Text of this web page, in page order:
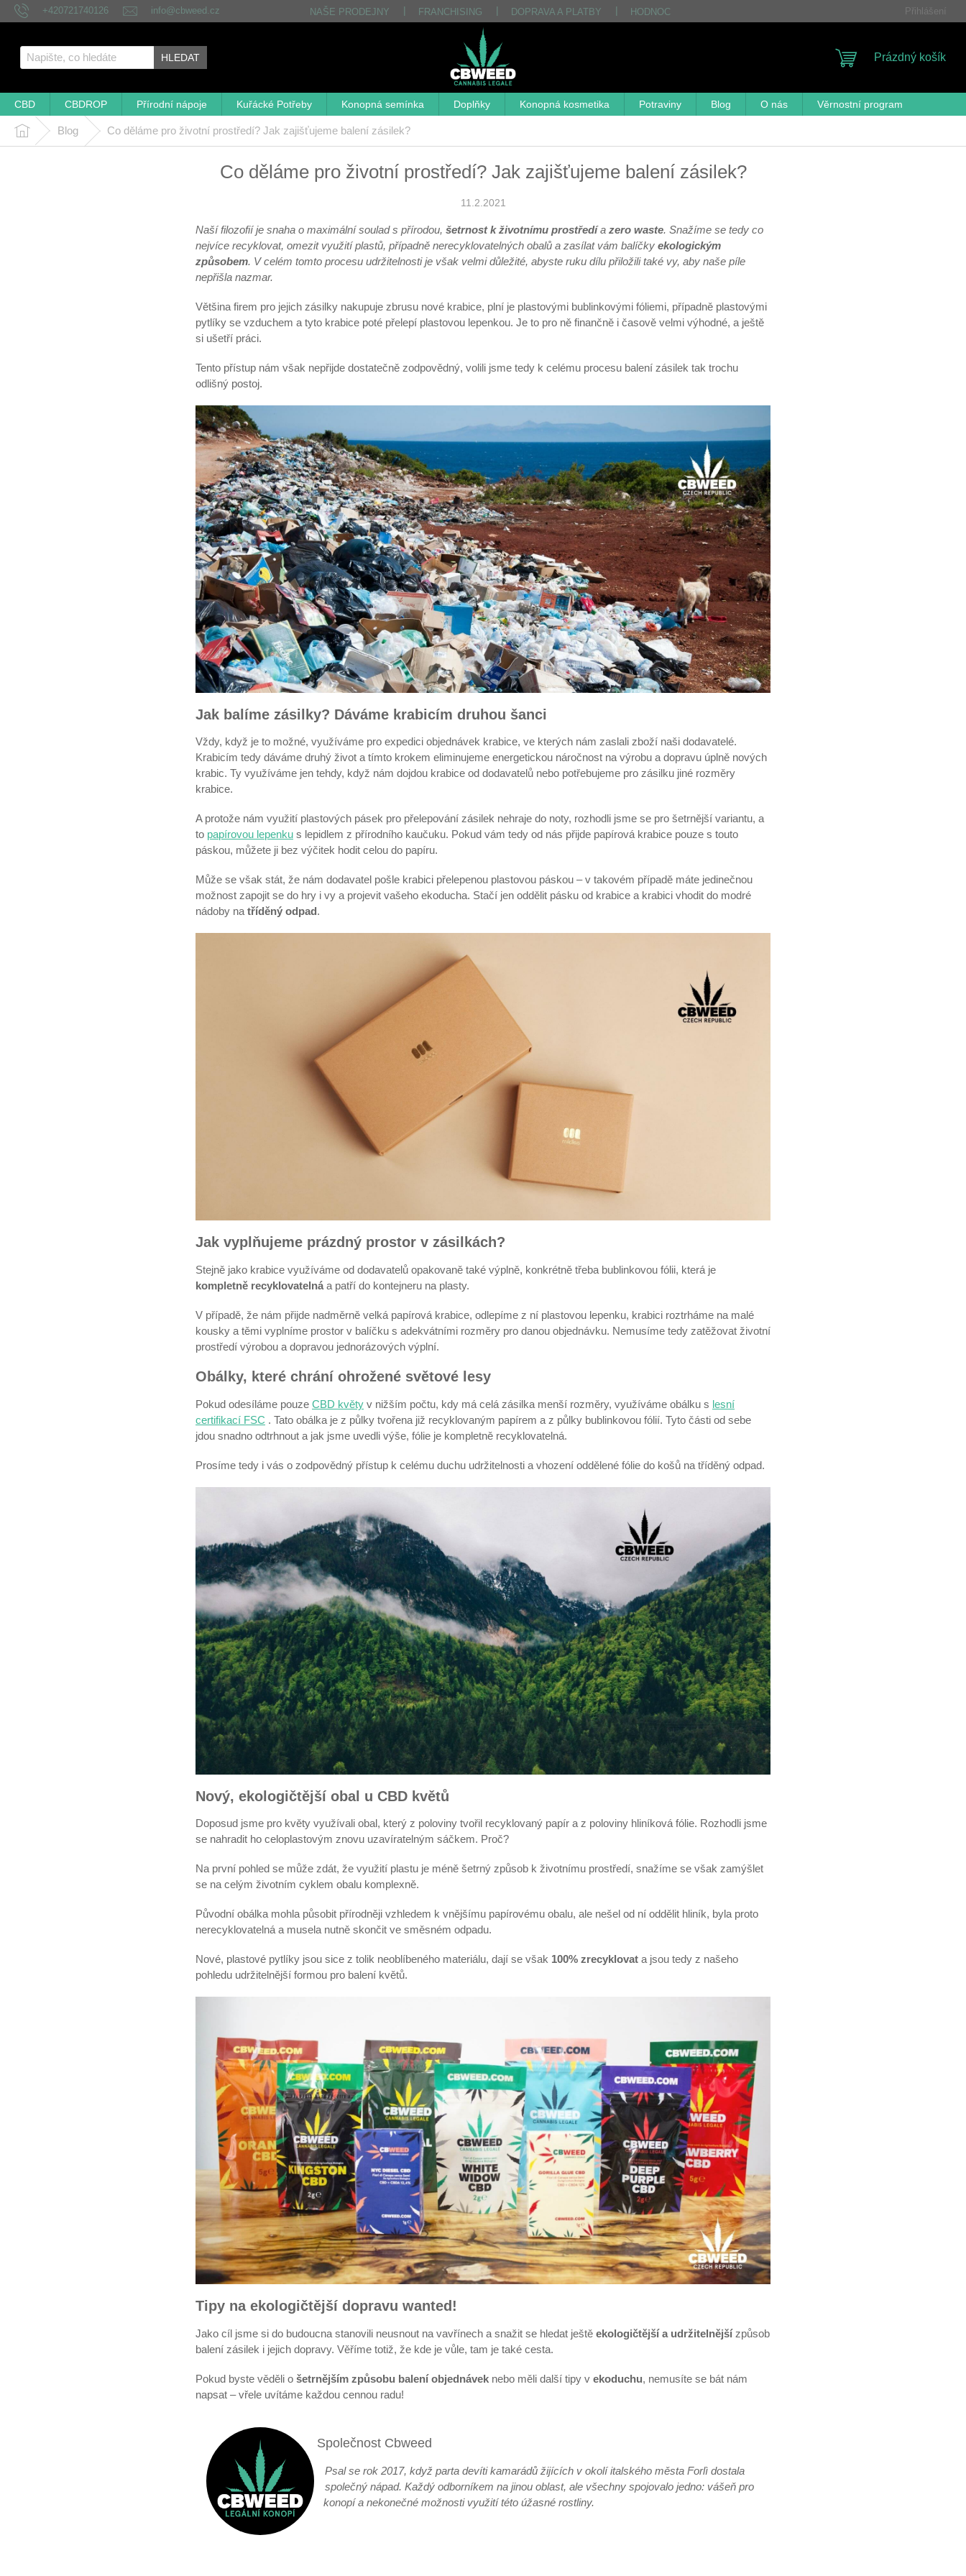
Přejít
na
+420721740126 info@cbweed.cz NAŠE PRODEJNY FRANCHISING DOPRAVA A PLATBY HODNOCENÍ OBCHODU OBCHODNÍ PODMÍNKYPřihlášení
HLEDAT
NÁKUPNÍ
Prázdný košík
CBD CBDROP Přírodní nápoje Kuřácké Potřeby Konopná semínka Doplňky Konopná kosmetika Potraviny Blog O nás Věrnostní program
Domů Blog Co děláme pro životní prostředí? Jak zajišťujeme balení zásilek?
Co děláme pro životní prostředí? Jak zajišťujeme balení zásilek?
11.2.2021
Naší filozofií je snaha o maximální soulad s přírodou, šetrnost k životnímu prostředía zero waste. Snažíme se tedy co
nejvíce recyklovat, omezit využití plastů, případně nerecyklovatelných obalů a zasílat vám balíčky ekologickým
způsobem. V celém tomto procesu udržitelnosti je však velmi důležité, abyste ruku dílu přiložili také vy, aby naše píle
nepřišla nazmar.
Většina firem pro jejich zásilky nakupuje zbrusu nové krabice, plní je plastovými bublinkovými fóliemi, případně plastovými
pytlíky se vzduchem a tyto krabice poté přelepí plastovou lepenkou. Je to pro ně finančně i časově velmi výhodné, a ještě
si ušetří práci.
Tento přístup nám však nepřijde dostatečně zodpovědný, volili jsme tedy k celému procesu balení zásilek tak trochu
odlišný postoj.
Jak balíme zásilky? Dáváme krabicím druhou šanci
Vždy, když je to možné, využíváme pro expedici objednávek krabice, ve kterých nám zaslali zboží naši dodavatelé.
Krabicím tedy dáváme druhý život a tímto krokem eliminujeme energetickou náročnost na výrobu a dopravu úplně nových
krabic. Ty využíváme jen tehdy, když nám dojdou krabice od dodavatelů nebo potřebujeme pro zásilku jiné rozměry
krabice.
A protože nám využití plastových pásek pro přelepování zásilek nehraje do noty, rozhodli jsme se pro šetrnější variantu, a
to papírovou lepenku s lepidlem z přírodního kaučuku. Pokud vám tedy od nás přijde papírová krabice pouze s touto
páskou, můžete ji bez výčitek hodit celou do papíru.
Může se však stát, že nám dodavatel pošle krabici přelepenou plastovou páskou – v takovém případě máte jedinečnou
možnost zapojit se do hry i vy a projevit vašeho ekoducha. Stačí jen oddělit pásku od krabice a krabici vhodit do modré
nádoby natříděný odpad.
Jak vyplňujeme prázdný prostor v zásilkách?
Stejně jako krabice využíváme od dodavatelů opakovaně také výplně, konkrétně třeba bublinkovou fólii, která je
kompletně recyklovatelná a patří do kontejneru na plasty.
V případě, že nám přijde nadměrně velká papírová krabice, odlepíme z ní plastovou lepenku, krabici roztrháme na malé
kousky a těmi vyplníme prostor v balíčku s adekvátními rozměry pro danou objednávku. Nemusíme tedy zatěžovat životní
prostředí výrobou a dopravou jednorázových výplní.
Obálky, které chrání ohrožené světové lesy
Pokud odesíláme pouze CBD květy v nižším počtu, kdy má celá zásilka menší rozměry, využíváme obálku s lesní
certifikací FSC . Tato obálka je z půlky tvořena již recyklovaným papírem a z půlky bublinkovou fólií. Tyto části od sebe
jdou snadno odtrhnout a jak jsme uvedli výše, fólie je kompletně recyklovatelná.
Prosíme tedy i vás o zodpovědný přístup k celému duchu udržitelnosti a vhození oddělené fólie do košů na tříděný odpad.
Nový, ekologičtější obal u CBD květů
Doposud jsme pro květy využívali obal, který z poloviny tvořil recyklovaný papír a z poloviny hliníková fólie. Rozhodli jsme
se nahradit ho celoplastovým znovu uzavíratelným sáčkem. Proč?
Na první pohled se může zdát, že využití plastu je méně šetrný způsob k životnímu prostředí, snažíme se však zamýšlet
se na celým životním cyklem obalu komplexně.
Původní obálka mohla působit přírodněji vzhledem k vnějšímu papírovému obalu, ale nešel od ní oddělit hliník, byla proto
nerecyklovatelná a musela nutně skončit ve směsném odpadu.
Nové, plastové pytlíky jsou sice z tolik neoblíbeného materiálu, dají se však 100% zrecyklovat a jsou tedy z našeho
pohledu udržitelnější formou pro balení květů.
Tipy na ekologičtější dopravu wanted!
Jako cíl jsme si do budoucna stanovili neusnout na vavřínech a snažit se hledat ještě ekologičtější a udržitelnějšízpůsob
balení zásilek i jejich dopravy. Věříme totiž, že kde je vůle, tam je také cesta.
Pokud byste věděli o šetrnějším způsobu balení objednávek nebo měli další tipy v ekoduchu, nemusíte se bát nám
napsat – vřele uvítáme každou cennou radu!
Společnost Cbweed
Psal se rok 2017, když parta devíti kamarádů žijících v okolí italského města Forlì dostala
společný nápad. Každý odborníkem na jinou oblast, ale všechny spojovalo jedno: vášeň pro
konopí a nekonečné možnosti využití této úžasné rostliny.